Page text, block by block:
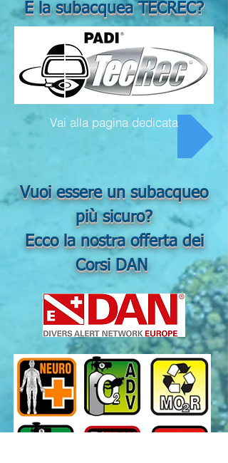
E la subacquea TECREC?
Vai alla pagina dedicata
Vuoi essere un subacqueo
più sicuro?
Ecco la nostra offerta dei
Corsi DAN